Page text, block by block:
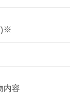
)※
内容